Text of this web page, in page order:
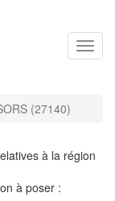
(27140)
à la région
à poser :